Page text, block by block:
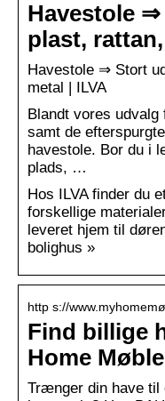
Havestole
plast,
Havestole ⇒ Stort
metal | ILVA
Blandt vores udvalg
samt de
havestole. Bor du i
plads, …
Hos ILVA finder du
forskellige
leveret hjem til
bolighus »
http s://
Find billige
Home
Trænger din have til